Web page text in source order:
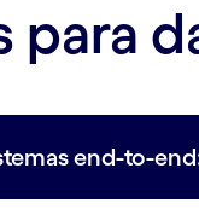
para
end-to-